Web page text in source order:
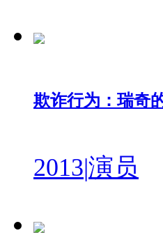
欺诈行为：瑞奇
2013|演员